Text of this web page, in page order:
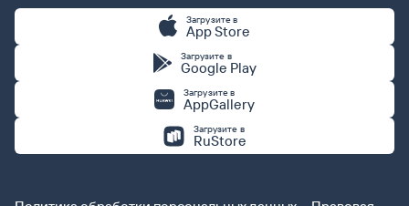
Загрузите в
App Store
Загрузите в
Google Play
Загрузите в
AppGallery
Загрузите в
RuStore